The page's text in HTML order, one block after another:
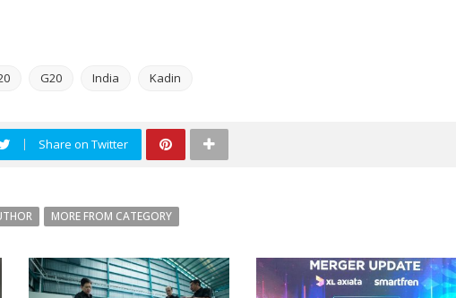
G20 India Kadin
Share on Twitter
MORE FROM CATEGORY